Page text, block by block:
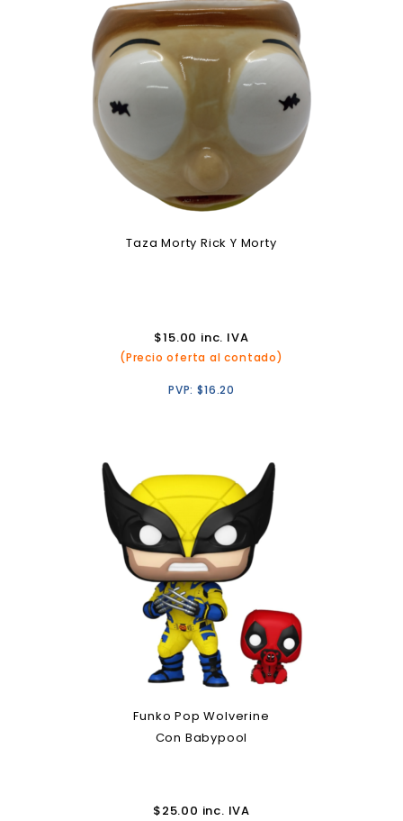
Taza Morty Rick Y Morty
$15.00 inc. IVA
(Precio oferta al contado)
PVP:$16.20
Funko Pop Wolverine
Con Babypool
$25.00 inc. IVA